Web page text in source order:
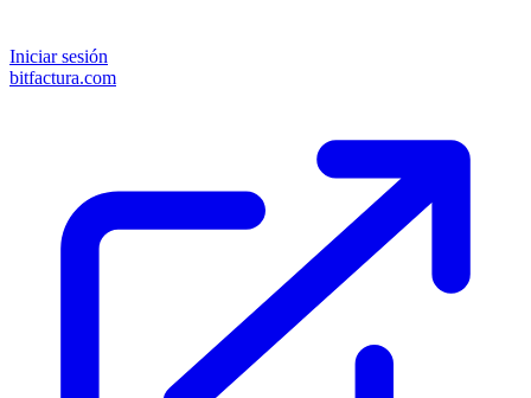
Iniciar sesión
bitfactura.com